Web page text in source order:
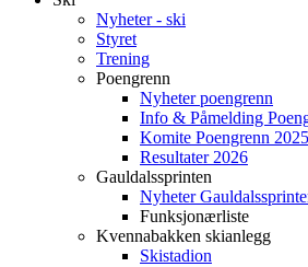
Nyheter - ski
Styret
Trening
Poengrenn
Nyheter poengrenn
Info & Påmelding
Komite Poengrenn 2025
Resultater 2026
Gauldalssprinten
Nyheter
Funksjonærliste
Kvennabakken skianlegg
Skistadion